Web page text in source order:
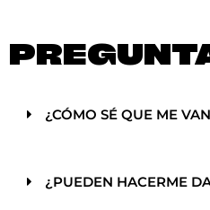
¿CÓMO SÉ QUE ME
¿PUEDEN HACERME